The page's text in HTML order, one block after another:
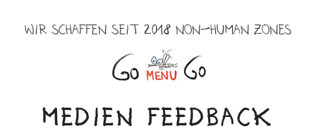
InhaltWIR SCHAFFEN SEIT 2018 NON-HUMAN ZONES
Menü
MEDIEN FEEDBACK